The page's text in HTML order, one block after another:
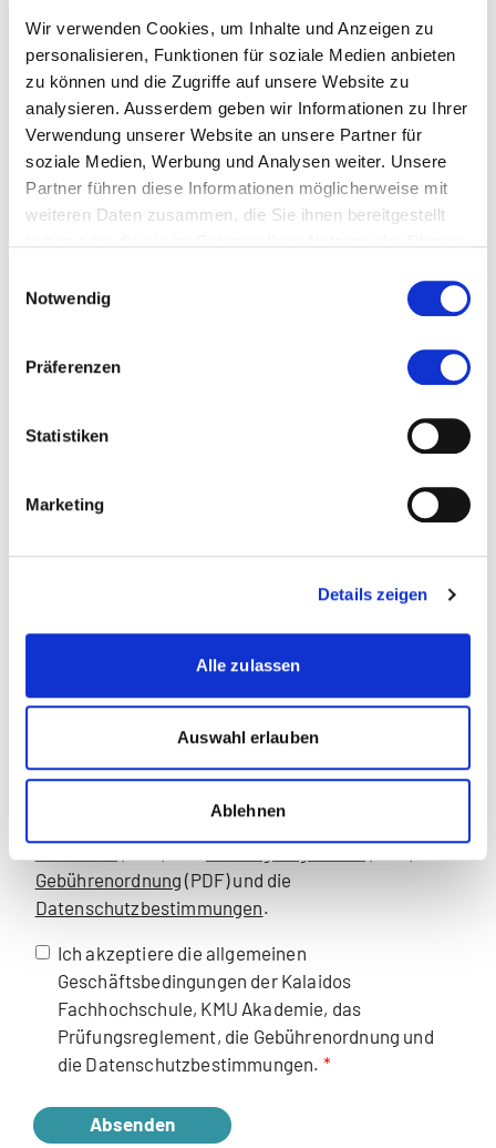
Wir verwenden Cookies, um Inhalte und Anzeigen zu
personalisieren, Funktionen für soziale Medien anbieten
zu können und die Zugriffe auf unsere Website zu
analysieren. Ausserdem geben wir Informationen zu Ihrer
Verwendung unserer Website an unsere Partner für
soziale Medien, Werbung und Analysen weiter. Unsere
Partner führen diese Informationen möglicherweise mit
weiteren Daten zusammen, die Sie ihnen bereitgestellt
Notwendig
Präferenzen
Statistiken
Marketing
Details zeigen
Alle zulassen
Auswahl erlauben
Ablehnen
Beilagen für Zulassung
Beilagen für die Zulassung sämtliche Dokumente,
welche als Basis für die Zulassung gelten,
insbesondere
Kurzlebenslauf
(max. 15MB - .pdf)
(max. 15MB - .jpg,.pdf)
Kalaidos Fachhochschule(PDF) /
Gebührenordnung (PDF) und die
Datenschutzbestimmungen.
Ich akzeptiere die allgemeinen
Geschäftsbedingungen der Kalaidos
Fachhochschule, KMU Akademie, das
Prüfungsreglement, die Gebührenordnung und
die Datenschutzbestimmungen.
Absenden